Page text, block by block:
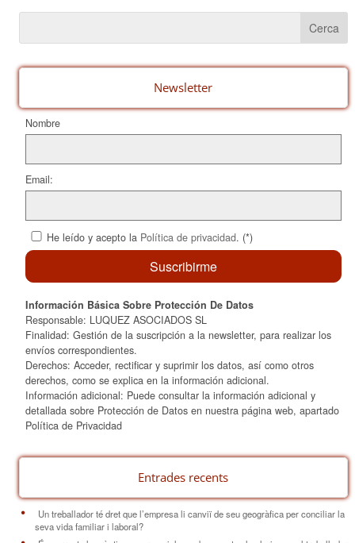
e
b
o
k
e
st
p
ar
te
ix
Newsletter
Nombre
Email:
He leído y acepto la Política de privacidad. (*)
Información Básica Sobre Protección De Datos
Responsable: LUQUEZ ASOCIADOS SL
Finalidad: Gestión de la suscripción a la newsletter, para realizar los
envíos correspondientes.
Derechos: Acceder, rectificar y suprimir los datos, así como otros
derechos, como se explica en la información adicional.
Información adicional: Puede consultar la información adicional y
detallada sobre Protección de Datos en nuestra página web, apartado
Política de Privacidad
Entrades recents
Un treballador té dret que l’empresa li canviï de seu geogràfica per conciliar la
seva vida familiar i laboral?